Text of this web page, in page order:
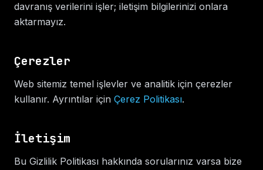
davranış verilerini işler; iletişim bilgilerinizi onlara
aktarmayız.
Çerezler
Web sitemiz temel işlevler ve analitik için çerezler
kullanır. Ayrıntılar için Çerez Politikası.
İletişim
Bu Gizlilik Politikası hakkında sorularınız varsa bize